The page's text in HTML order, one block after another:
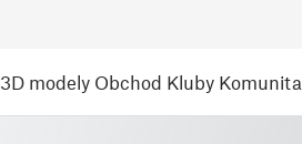
3D modely Obchod Kluby Komunita